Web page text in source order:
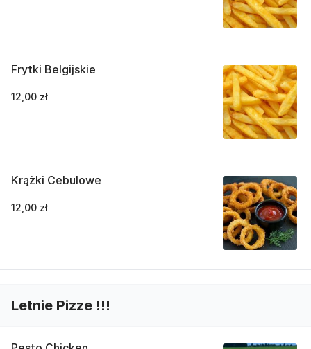
Frytki Belgijskie
12,00 zł
Krążki Cebulowe
12,00 zł
Letnie Pizze !!!